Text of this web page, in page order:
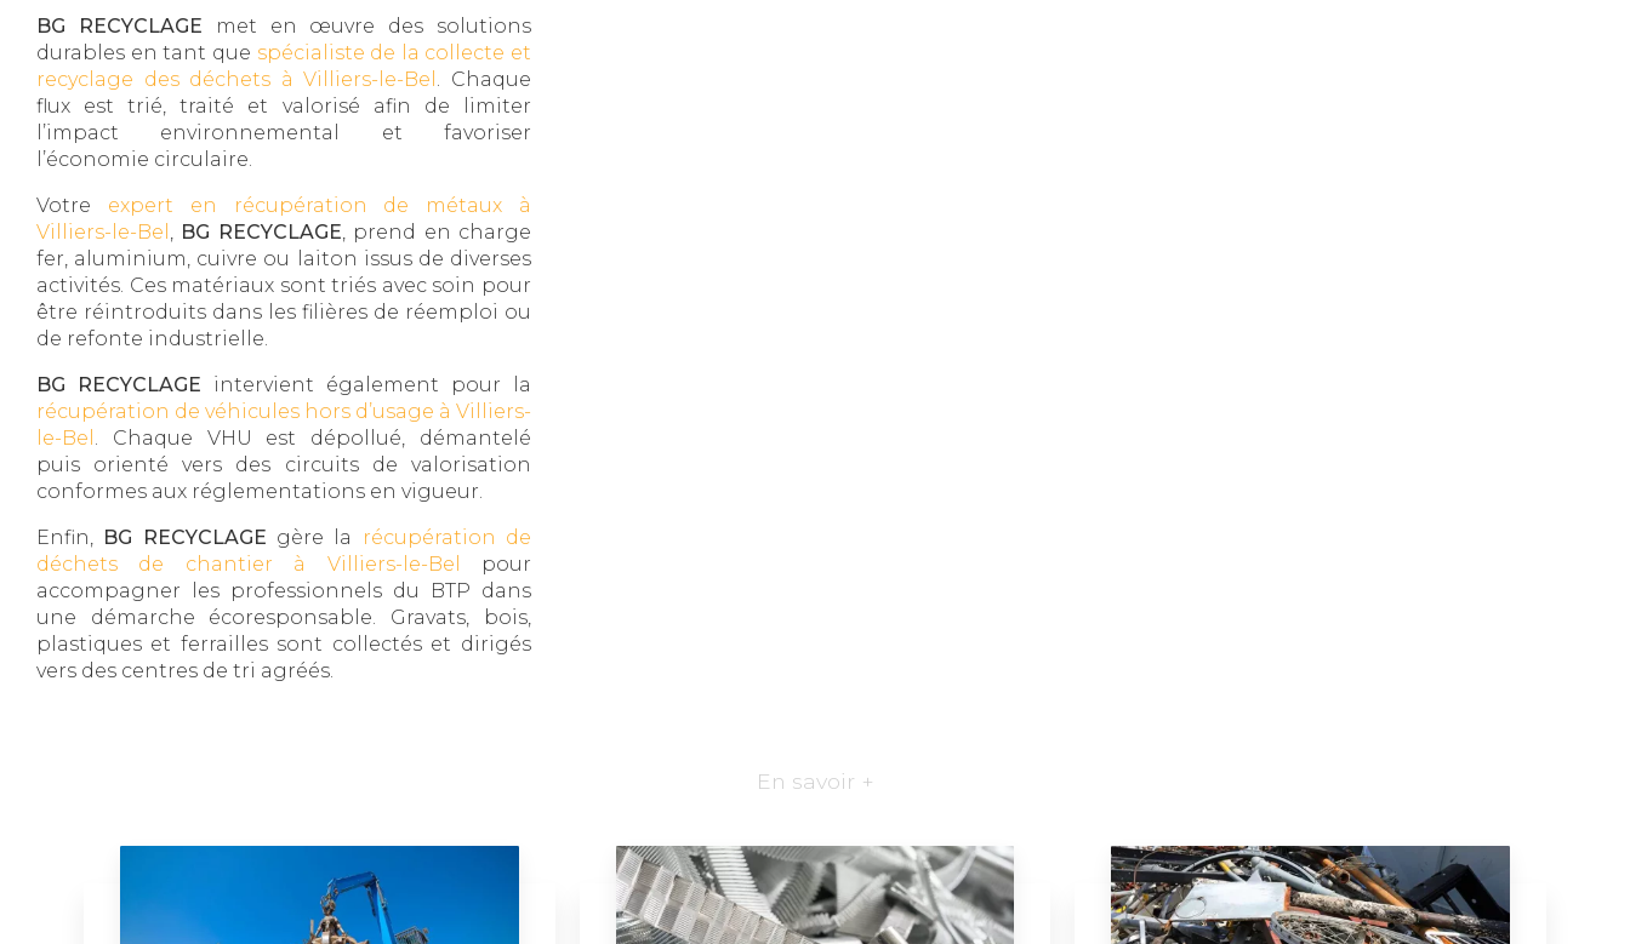
BG RECYCLAGE met en œuvre des solutions
durables en tant que spécialiste de la collecte et
recyclage des déchets à Villiers-le-Bel . Chaque
flux est trié, traité et valorisé afin de limiter
l’impact environnemental et favoriser
l’économie circulaire.
Votre expert en récupération de métaux à
Villiers-le-Bel , BG RECYCLAGE, prend en charge
fer, aluminium, cuivre ou laiton issus de diverses
activités. Ces matériaux sont triés avec soin pour
être réintroduits dans les filières de réemploi ou
de refonte industrielle.
BG RECYCLAGE intervient également pour la
récupération de véhicules hors d’usage à Villiers-
le-Bel . Chaque VHU est dépollué, démantelé
puis orienté vers des circuits de valorisation
conformes aux réglementations en vigueur.
Enfin, BG RECYCLAGE gère la
récupération de
déchets de chantier à Villiers-le-Bel
pour
accompagner les professionnels du BTP dans
une démarche écoresponsable. Gravats, bois,
plastiques et ferrailles sont collectés et dirigés
vers des centres de tri agréés.
En savoir +